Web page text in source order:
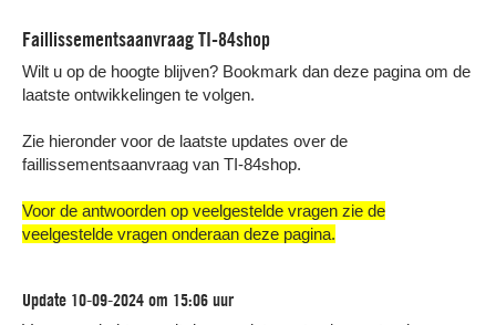
OVER E-LEGAL
Over e-Legal
Onze vacatures
Faillissementsaanvraag TI-84shop
Wilt u op de hoogte blijven? Bookmark dan deze pagina om de
laatste ontwikkelingen te volgen.
Zie hieronder voor de laatste updates over de
faillissementsaanvraag van TI-84shop.
Voor de antwoorden op veelgestelde vragen zie de
veelgestelde vragen onderaan deze pagina.
Update 10-09-2024 om 15:06 uur